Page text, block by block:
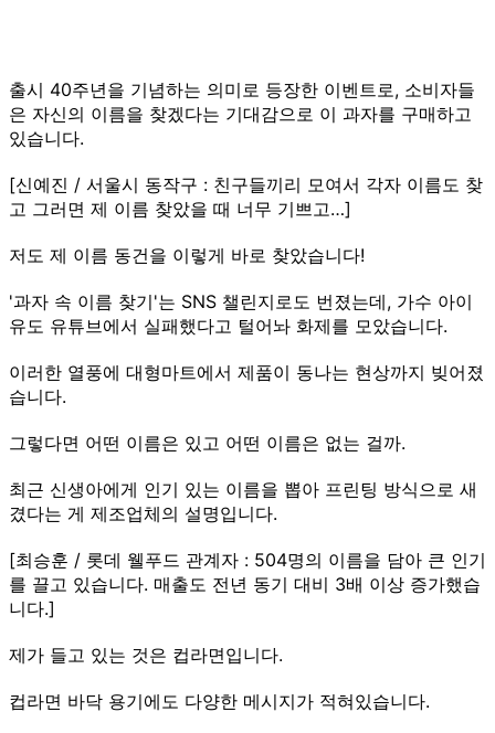
출시 40주년을 기념하는 의미로 등장한 이벤트로, 소비자들
은 자신의 이름을 찾겠다는 기대감으로 이 과자를 구매하고
있습니다.
[신예진 / 서울시 동작구 : 친구들끼리 모여서 각자 이름도 찾
고 그러면 제 이름 찾았을 때 너무 기쁘고…]
저도 제 이름 동건을 이렇게 바로 찾았습니다!
'과자 속 이름 찾기'는 SNS 챌린지로도 번졌는데, 가수 아이
유도 유튜브에서 실패했다고 털어놔 화제를 모았습니다.
이러한 열풍에 대형마트에서 제품이 동나는 현상까지 빚어졌
습니다.
그렇다면 어떤 이름은 있고 어떤 이름은 없는 걸까.
최근 신생아에게 인기 있는 이름을 뽑아 프린팅 방식으로 새
겼다는 게 제조업체의 설명입니다.
[최승훈 / 롯데 웰푸드 관계자 : 504명의 이름을 담아 큰 인기
를 끌고 있습니다. 매출도 전년 동기 대비 3배 이상 증가했습
니다.]
제가 들고 있는 것은 컵라면입니다.
컵라면 바닥 용기에도 다양한 메시지가 적혀있습니다.